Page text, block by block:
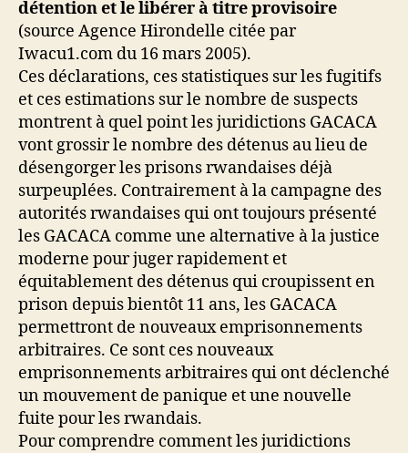
détention et le libérer à titre provisoire
(source Agence Hirondelle citée par
Iwacu1.com du 16 mars 2005).
Ces déclarations, ces statistiques sur les fugitifs
et ces estimations sur le nombre de suspects
montrent à quel point les juridictions GACACA
vont grossir le nombre des détenus au lieu de
désengorger les prisons rwandaises déjà
surpeuplées. Contrairement à la campagne des
autorités rwandaises qui ont toujours présenté
les GACACA comme une alternative à la justice
moderne pour juger rapidement et
équitablement des détenus qui croupissent en
prison depuis bientôt 11 ans, les GACACA
permettront de nouveaux emprisonnements
arbitraires. Ce sont ces nouveaux
emprisonnements arbitraires qui ont déclenché
un mouvement de panique et une nouvelle
fuite pour les rwandais.
Pour comprendre comment les juridictions